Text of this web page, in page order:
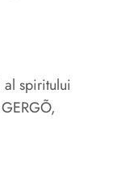
al spiritului